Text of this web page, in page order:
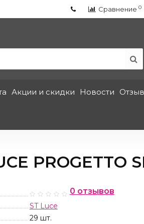
Сравнение 0
Акции и скидки Новости
0 отзывов
ST Luce
29 шт.